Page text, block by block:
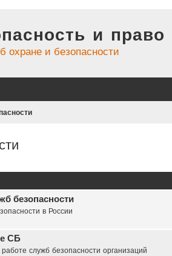
и право
охране и безопасности
безопасности
в России
СБ
служб безопасности организаций